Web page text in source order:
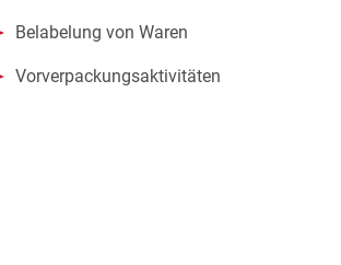
Belabelung von Waren
Vorverpackungsaktivitäten